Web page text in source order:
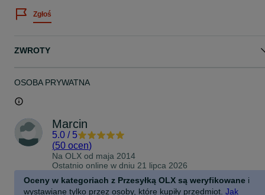
- średnica: 31.8 mm.
- wewnętrzne prowadzenie przewodów
- długość: 110 mm.
- wewnętrzne prowadzenie przewodów
- pasuje do modeli Cervelo Aspero-5, Kaledonia-5, R5, R5-CX,
3. Uchwyt do montażu licznika (oraz GoPro)
Cena nowego zestawu to około 2700 zł.
Chętnie odpowiem na dodatkowe pytania, zapraszam do kupna.
Zgłoś
ZWROTY
OSOBA PRYWATNA
Marcin
5.0 / 5
(50 ocen)
Na OLX od maja 2014
Ostatnio online w dniu 21 lipca 2026
Oceny w kategoriach z Przesyłką OLX są weryfikowane i
wystawiane tylko przez osoby, które kupiły przedmiot. Jak